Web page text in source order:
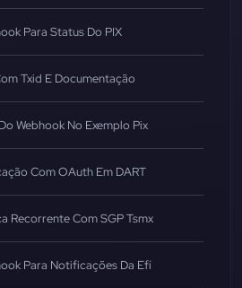
Para Status Do PIX
Txid E Documentação
Webhook No Exemplo Pix
Com OAuth Em DART
Recorrente Com SGP Tsmx
Para Notificações Da Efí